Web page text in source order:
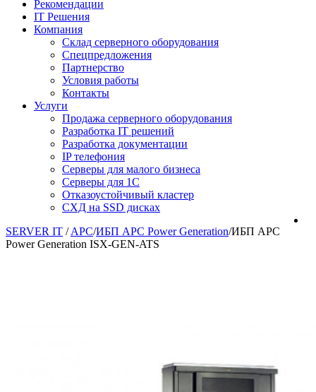
Рекомендации
IT Решения
Компания
Склад серверного оборудования
Спецпредложения
Партнерство
Условия работы
Контакты
Услуги
Продажа серверного оборудования
Разработка IT решений
Разработка документации
IP телефония
Серверы для малого бизнеса
Серверы для 1С
Отказоустойчивый кластер
СХД на SSD дисках
SERVER IT / APC/ИБП APC Power Generation/ИБП APC
Power Generation ISX-GEN-ATS